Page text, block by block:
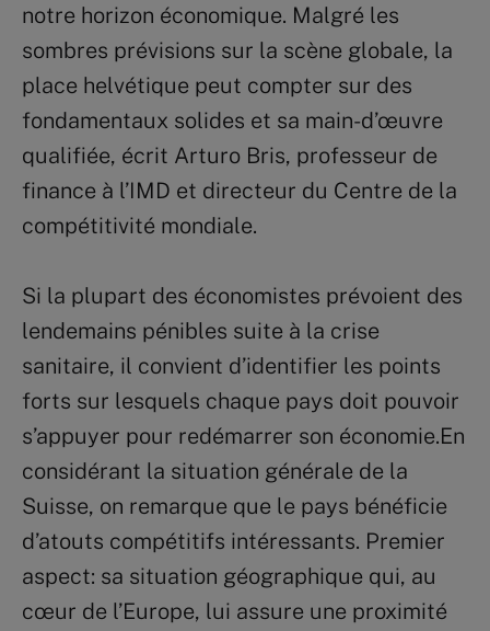
notre horizon économique. Malgré les
sombres prévisions sur la scène globale, la
place helvétique peut compter sur des
fondamentaux solides et sa main-d’œuvre
qualifiée, écrit Arturo Bris, professeur de
finance à l’IMD et directeur du Centre de la
compétitivité mondiale.
Si la plupart des économistes prévoient des
lendemains pénibles suite à la crise
sanitaire, il convient d’identifier les points
forts sur lesquels chaque pays doit pouvoir
s’appuyer pour redémarrer son économie.En
considérant la situation générale de la
Suisse, on remarque que le pays bénéficie
d’atouts compétitifs intéressants. Premier
aspect: sa situation géographique qui, au
cœur de l’Europe, lui assure une proximité